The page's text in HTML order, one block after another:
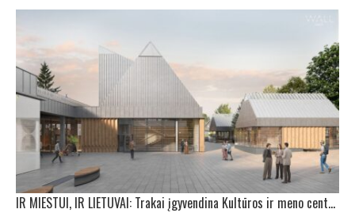
IR MIESTUI, IR LIETUVAI: Trakai įgyvendina Kultūros ir meno centro bei bibliotekos projektą